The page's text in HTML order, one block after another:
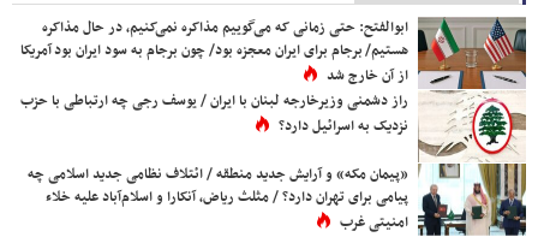
ابوالفتح: حتی زمانی که می‌گوییم مذاکره نمی‌کنیم، در حال مذاکره
هستیم/ برجام برای ایران معجزه بود/ چون برجام به سود ایران بود آمریکا
از آن خارج شد
راز دشمنی وزیرخارجه لبنان با ایران / یوسف رجی چه ارتباطی با حزب
نزدیک به اسرائیل دارد؟
«پیمان مکه» و آرایش جدید منطقه / ائتلاف نظامی جدید اسلامی چه
پیامی برای تهران دارد؟ / مثلث ریاض، آنکارا و اسلام‌آباد علیه خلاء
امنیتی غرب